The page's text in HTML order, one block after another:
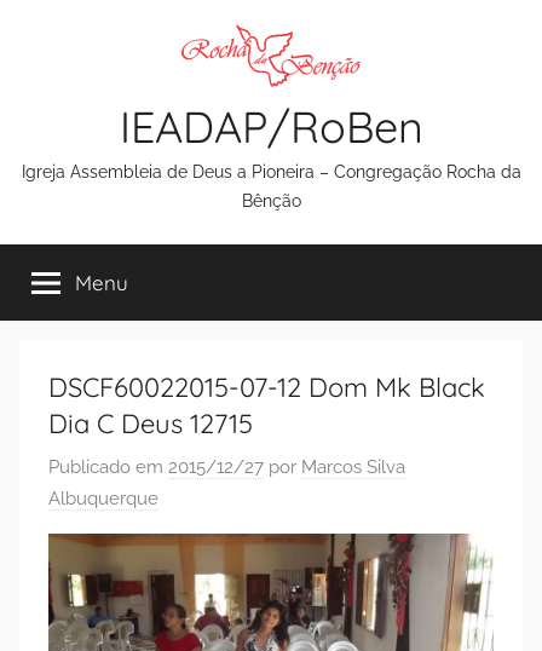
IEADAP/RoBen
Igreja Assembleia de Deus a Pioneira – Congregação Rocha da
Bênção
Menu
DSCF60022015-07-12 Dom Mk Black
Dia C Deus 12715
Publicado em 2015/12/27 por Marcos Silva
Albuquerque